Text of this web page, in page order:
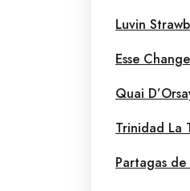
Luvin
Esse
Quai
Trinidad La
Partagas de